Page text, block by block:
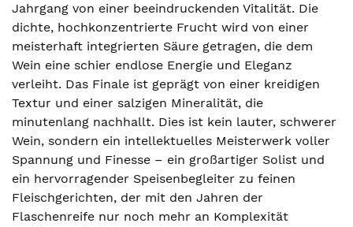
Jahrgang von einer beeindruckenden Vitalität. Die
dichte, hochkonzentrierte Frucht wird von einer
meisterhaft integrierten Säure getragen, die dem
Wein eine schier endlose Energie und Eleganz
verleiht. Das Finale ist geprägt von einer kreidigen
Textur und einer salzigen Mineralität, die
minutenlang nachhallt. Dies ist kein lauter, schwerer
Wein, sondern ein intellektuelles Meisterwerk voller
Spannung und Finesse – ein großartiger Solist und
ein hervorragender Speisenbegleiter zu feinen
Fleischgerichten, der mit den Jahren der
Flaschenreife nur noch mehr an Komplexität